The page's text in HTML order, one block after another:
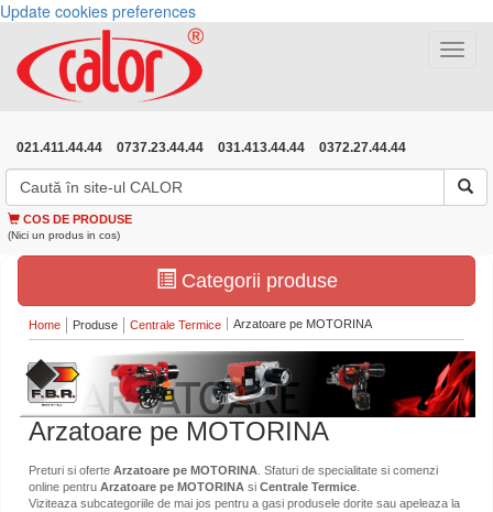
Update cookies preferences
Toggle
021.411.44.44 0737.23.44.44 031.413.44.44 0372.27.44.44
COS DE PRODUSE
(Nici un produs in cos)
Categorii produse
Home Produse Centrale Termice Arzatoare pe MOTORINA
Arzatoare pe MOTORINA
Preturi si oferte Arzatoare pe MOTORINA . Sfaturi de specialitate si comenzi
online pentru Arzatoare pe MOTORINA si Centrale Termice
Viziteaza subcategoriile de mai jos pentru a gasi produsele dorite sau apeleaza la